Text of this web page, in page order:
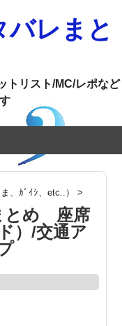
レまと
トリスト/MC/レポなど
、ｶﾞｲｼ、etc..） >
とめ 座席
）/交通ア